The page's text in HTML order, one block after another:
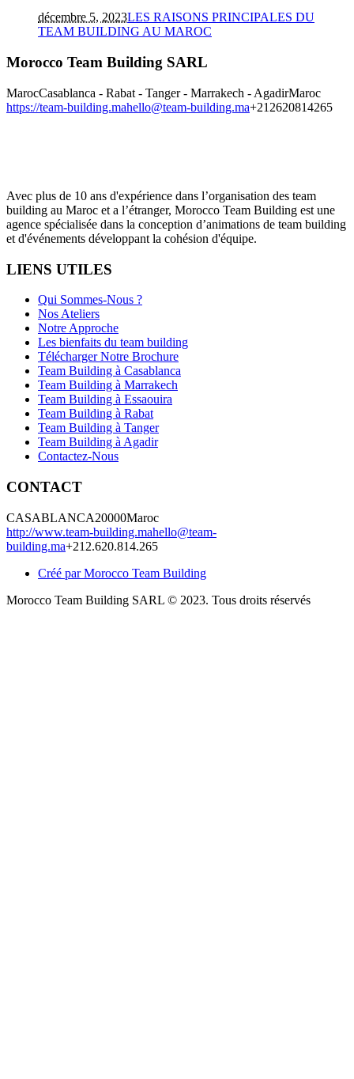
décembre 5, 2023LES RAISONS PRINCIPALES DU
TEAM BUILDING AU MAROC
Morocco Team Building SARL
MarocCasablanca - Rabat - Tanger - Marrakech - AgadirMaroc
https://team-building.mahello@team-building.ma+212620814265
Avec plus de 10 ans d'expérience dans l’organisation des team
building au Maroc et a l’étranger, Morocco Team Building est une
agence spécialisée dans la conception d’animations de team building
et d'événements développant la cohésion d'équipe.
LIENS UTILES
Qui Sommes-Nous ?
Nos Ateliers
Notre Approche
Les bienfaits du team building
Télécharger Notre Brochure
Team Building à Casablanca
Team Building à Marrakech
Team Building à Essaouira
Team Building à Rabat
Team Building à Tanger
Team Building à Agadir
Contactez-Nous
CONTACT
CASABLANCA20000Maroc
http://www.team-building.mahello@team-
building.ma+212.620.814.265
Créé par Morocco Team Building
Morocco Team Building SARL © 2023. Tous droits réservés